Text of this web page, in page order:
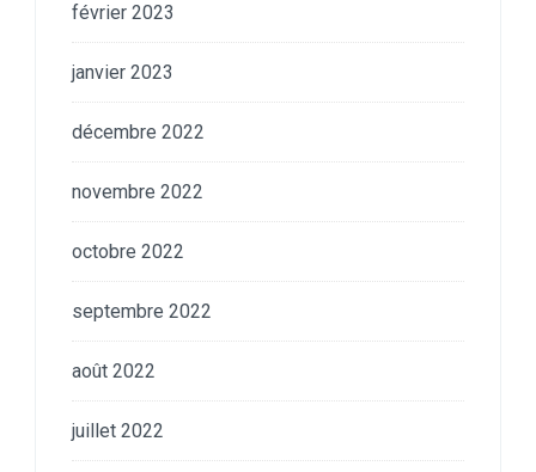
février 2023
janvier 2023
décembre 2022
novembre 2022
octobre 2022
septembre 2022
août 2022
juillet 2022